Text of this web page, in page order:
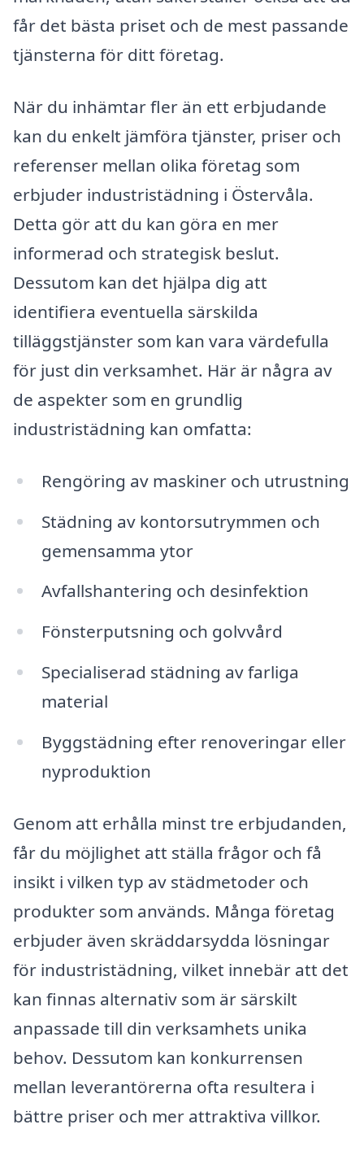
får det bästa priset och de mest passande
tjänsterna för ditt företag.
När du inhämtar fler än ett erbjudande
kan du enkelt jämföra tjänster, priser och
referenser mellan olika företag som
erbjuder industristädning i Östervåla.
Detta gör att du kan göra en mer
informerad och strategisk beslut.
Dessutom kan det hjälpa dig att
identifiera eventuella särskilda
tilläggstjänster som kan vara värdefulla
för just din verksamhet. Här är några av
de aspekter som en grundlig
industristädning kan omfatta:
Rengöring av maskiner och utrustning
Städning av kontorsutrymmen och
gemensamma ytor
Avfallshantering och desinfektion
Fönsterputsning och golvvård
Specialiserad städning av farliga
material
Byggstädning efter renoveringar eller
nyproduktion
Genom att erhålla minst tre erbjudanden,
får du möjlighet att ställa frågor och få
insikt i vilken typ av städmetoder och
produkter som används. Många företag
erbjuder även skräddarsydda lösningar
för industristädning, vilket innebär att det
kan finnas alternativ som är särskilt
anpassade till din verksamhets unika
behov. Dessutom kan konkurrensen
mellan leverantörerna ofta resultera i
bättre priser och mer attraktiva villkor.